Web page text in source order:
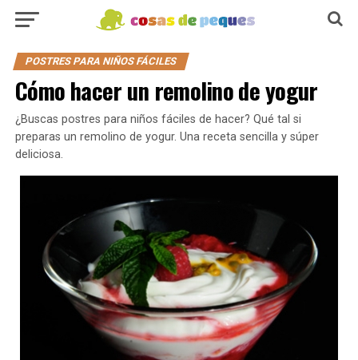
POSTRES PARA NIÑOS FÁCILES
Cómo hacer un remolino de yogur
¿Buscas postres para niños fáciles de hacer? Qué tal si
preparas un remolino de yogur. Una receta sencilla y súper
deliciosa.